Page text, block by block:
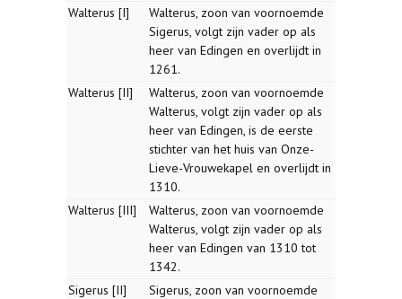
Walterus [I]
Walterus, zoon van voornoemde
Sigerus, volgt zijn vader op als
heer van Edingen en overlijdt in
1261.
Walterus [II]
Walterus, zoon van voornoemde
Walterus, volgt zijn vader op als
heer van Edingen, is de eerste
stichter van het huis van Onze-
Lieve-Vrouwekapel en overlijdt in
1310.
Walterus [III]
Walterus, zoon van voornoemde
Walterus, volgt zijn vader op als
heer van Edingen van 1310 tot
1342.
Sigerus [II]
Sigerus, zoon van voornoemde